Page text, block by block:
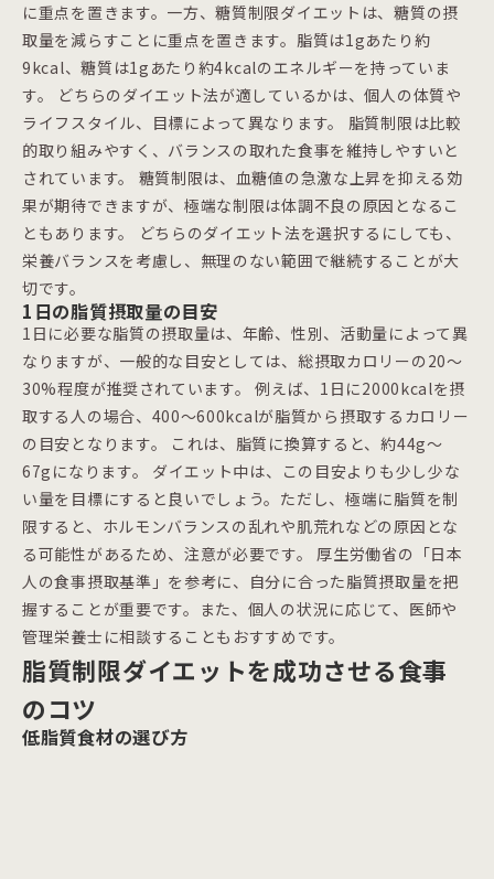
に重点を置きます。一方、糖質制限ダイエットは、糖質の摂
取量を減らすことに重点を置きます。脂質は1gあたり約
9kcal、糖質は1gあたり約4kcalのエネルギーを持っていま
す。 どちらのダイエット法が適しているかは、個人の体質や
ライフスタイル、目標によって異なります。 脂質制限は比較
的取り組みやすく、バランスの取れた食事を維持しやすいと
されています。 糖質制限は、血糖値の急激な上昇を抑える効
果が期待できますが、極端な制限は体調不良の原因となるこ
ともあります。 どちらのダイエット法を選択するにしても、
栄養バランスを考慮し、無理のない範囲で継続することが大
切です。
1日の脂質摂取量の目安
1日に必要な脂質の摂取量は、年齢、性別、活動量によって異
なりますが、一般的な目安としては、総摂取カロリーの20～
30%程度が推奨されています。 例えば、1日に2000kcalを摂
取する人の場合、400～600kcalが脂質から摂取するカロリー
の目安となります。 これは、脂質に換算すると、約44g～
67gになります。 ダイエット中は、この目安よりも少し少な
い量を目標にすると良いでしょう。ただし、極端に脂質を制
限すると、ホルモンバランスの乱れや肌荒れなどの原因とな
る可能性があるため、注意が必要です。 厚生労働省の「日本
人の食事摂取基準」を参考に、自分に合った脂質摂取量を把
握することが重要です。また、個人の状況に応じて、医師や
管理栄養士に相談することもおすすめです。
脂質制限ダイエットを成功させる食事
のコツ
低脂質食材の選び方